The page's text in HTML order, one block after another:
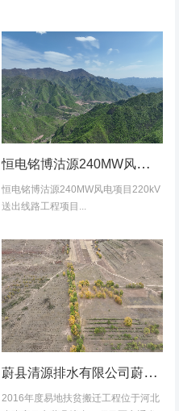
恒电铭博沽源240MW风电项目220kV送出线路工程项目土地复垦验收资料
恒电铭博沽源240MW风电项目220kV
送出线路工程项目...
蔚县清源排水有限公司蔚县2016年度易地扶贫搬迁工程水土保持方案
2016年度易地扶贫搬迁工程位于河北